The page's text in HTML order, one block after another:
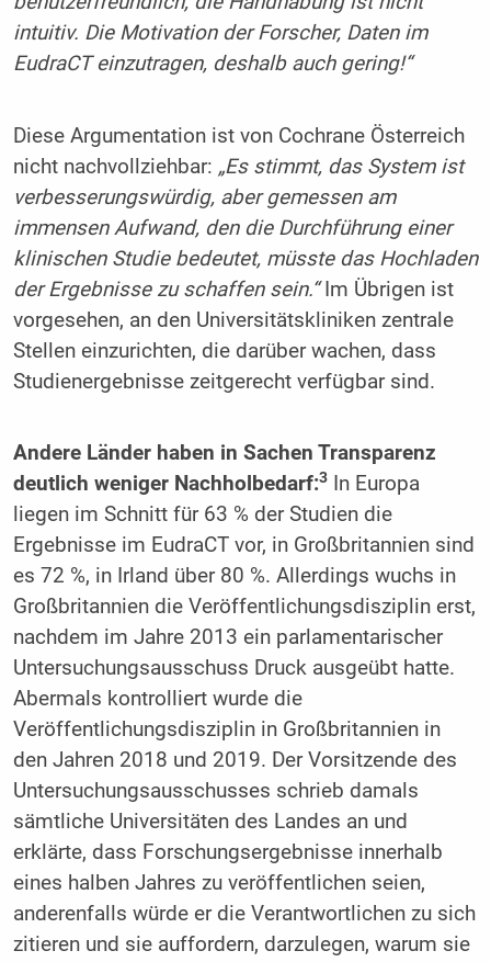
intuitiv. Die Motivation der Forscher, Daten im
EudraCT einzutragen, deshalb auch gering!“
Diese Argumentation ist von Cochrane Österreich
nicht nachvollziehbar: „Es stimmt, das System ist
verbesserungswürdig, aber gemessen am
immensen Aufwand, den die Durchführung einer
klinischen Studie bedeutet, müsste das Hochladen
der Ergebnisse zu schaffen sein.“ Im Übrigen ist
vorgesehen, an den Universitätskliniken zentrale
Stellen einzurichten, die darüber wachen, dass
Studienergebnisse zeitgerecht verfügbar sind.
Andere Länder haben in Sachen Transparenz
deutlich weniger Nachholbedarf:3In Europa
liegen im Schnitt für 63 % der Studien die
Ergebnisse im EudraCT vor, in Großbritannien sind
es 72 %, in Irland über 80 %. Allerdings wuchs in
Großbritannien die Veröffentlichungsdisziplin erst,
nachdem im Jahre 2013 ein parlamentarischer
Untersuchungsausschuss Druck ausgeübt hatte.
Abermals kontrolliert wurde die
Veröffentlichungsdisziplin in Großbritannien in
den Jahren 2018 und 2019. Der Vorsitzende des
Untersuchungsausschusses schrieb damals
sämtliche Universitäten des Landes an und
erklärte, dass Forschungsergebnisse innerhalb
eines halben Jahres zu veröffentlichen seien,
anderenfalls würde er die Verantwortlichen zu sich
zitieren und sie auffordern, darzulegen, warum sie